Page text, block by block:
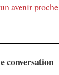
avenir proche.
conversation